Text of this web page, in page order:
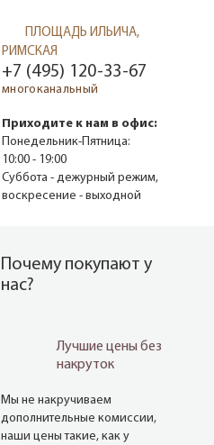
ПЛОЩАДЬ ИЛЬИЧА,
РИМСКАЯ
+7 (495) 120-33-67
многоканальный
Приходите к нам в офис:
Понедельник-Пятница:
10:00 - 19:00
Суббота - дежурный режим,
воскресение - выходной
Почему покупают у
нас?
Лучшие цены без
накруток
Мы не накручиваем
дополнительные комиссии,
наши цены такие, как у